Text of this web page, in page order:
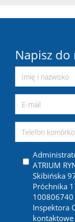
Napisz do
ATRIUM
Skibińska
Próchnika
100806740
Inspektora